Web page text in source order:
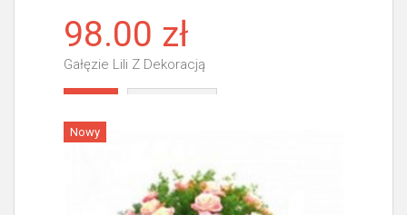
98.00 zł
Gałęzie Lili Z Dekoracją
Nowy